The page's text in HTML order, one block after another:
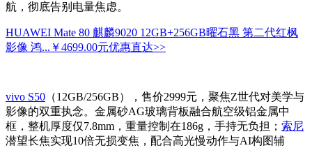
航，彻底告别电量焦虑。
HUAWEI Mate 80 麒麟9020 12GB+256GB曜石黑 第二代红枫
影像 鸿... ￥4699.00元优惠直达>>
vivo S50 （12GB/256GB），售价2999元，聚焦Z世代对美学与
影像的双重执念。金属砂AG玻璃背板融合航空级铝金属中
框，整机厚度仅7.8mm，重量控制在186g，手持无负担； 索尼
潜望长焦实现10倍无损变焦，配合高光慢动作与AI构图辅